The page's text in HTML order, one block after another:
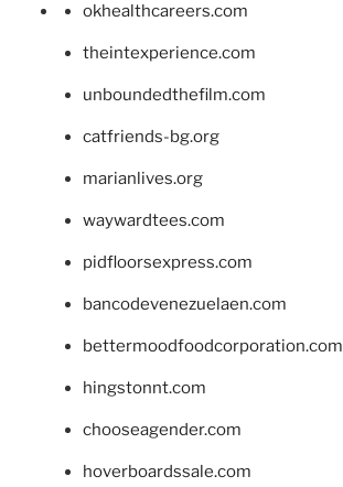
okhealthcareers.com
theintexperience.com
unboundedthefilm.com
catfriends-bg.org
marianlives.org
waywardtees.com
pidfloorsexpress.com
bancodevenezuelaen.com
bettermoodfoodcorporation.com
hingstonnt.com
chooseagender.com
hoverboardssale.com